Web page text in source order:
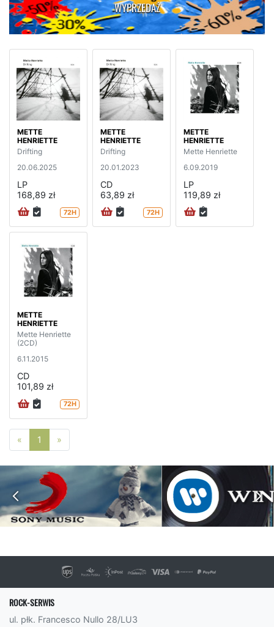
WYPRZEDAŻ
METTE
HENRIETTE
Drifting
20.06.2025
LP
168,89 zł
72H
METTE
HENRIETTE
Drifting
20.01.2023
CD
63,89 zł
72H
METTE
HENRIETTE
Mette Henriette
6.09.2019
LP
119,89 zł
METTE
HENRIETTE
Mette Henriette
(2CD)
6.11.2015
CD
101,89 zł
72H
« Poprzednia strona
1 »
ROCK-SERWIS
ul. płk. Francesco Nullo 28/LU3